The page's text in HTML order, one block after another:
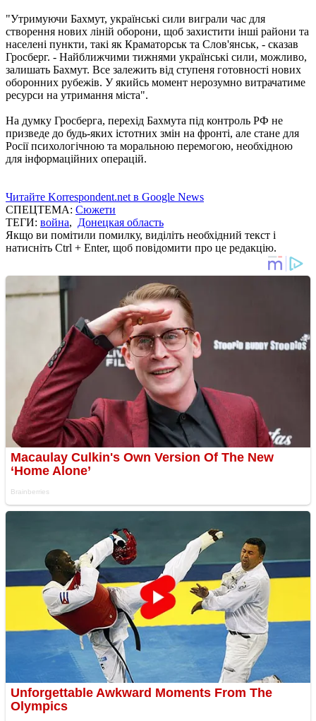
"Утримуючи Бахмут, українські сили виграли час для
створення нових ліній оборони, щоб захистити інші райони та
населені пункти, такі як Краматорськ та Слов'янськ, - сказав
Гросберг. - Найближчими тижнями українські сили, можливо,
залишать Бахмут. Все залежить від ступеня готовності нових
оборонних рубежів. У якийсь момент нерозумно витрачатиме
ресурси на утримання міста".
На думку Гросберга, перехід Бахмута під контроль РФ не
призведе до будь-яких істотних змін на фронті, але стане для
Росії психологічною та моральною перемогою, необхідною
для інформаційних операцій.
Читайте Korrespondent.net в Google News
СПЕЦТЕМА: Сюжети
ТЕГИ: война, Донецкая область
Якщо ви помітили помилку, виділіть необхідний текст і
натисніть Ctrl + Enter, щоб повідомити про це редакцію.